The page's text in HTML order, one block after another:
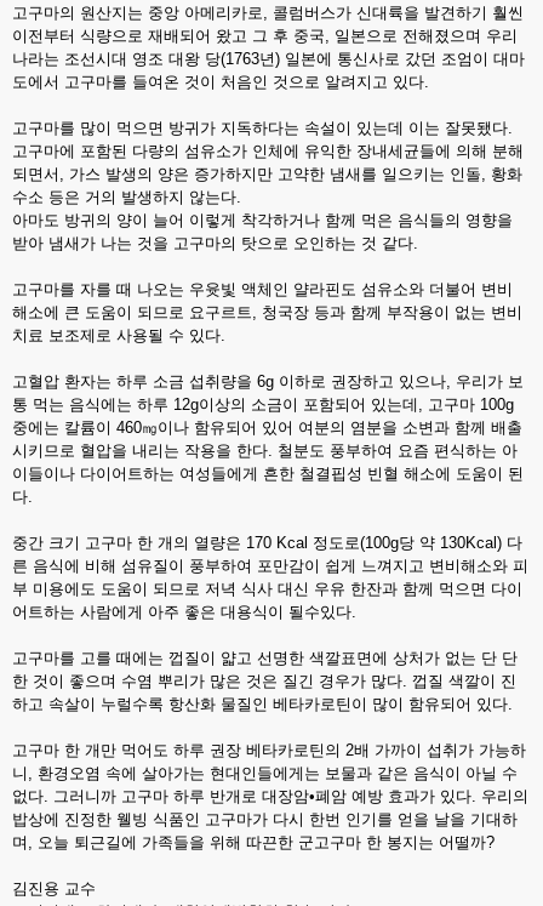
고구마의 원산지는 중앙 아메리카로, 콜럼버스가 신대륙을 발견하기 훨씬
이전부터 식량으로 재배되어 왔고 그 후 중국, 일본으로 전해졌으며 우리
나라는 조선시대 영조 대왕 당(1763년) 일본에 통신사로 갔던 조엄이 대마
도에서 고구마를 들여온 것이 처음인 것으로 알려지고 있다.
고구마를 많이 먹으면 방귀가 지독하다는 속설이 있는데 이는 잘못됐다.
고구마에 포함된 다량의 섬유소가 인체에 유익한 장내세균들에 의해 분해
되면서, 가스 발생의 양은 증가하지만 고약한 냄새를 일으키는 인돌, 황화
수소 등은 거의 발생하지 않는다.
아마도 방귀의 양이 늘어 이렇게 착각하거나 함께 먹은 음식들의 영향을
받아 냄새가 나는 것을 고구마의 탓으로 오인하는 것 같다.
고구마를 자를 때 나오는 우윳빛 액체인 얄라핀도 섬유소와 더불어 변비
해소에 큰 도움이 되므로 요구르트, 청국장 등과 함께 부작용이 없는 변비
치료 보조제로 사용될 수 있다.
고혈압 환자는 하루 소금 섭취량을 6g 이하로 권장하고 있으나, 우리가 보
통 먹는 음식에는 하루 12g이상의 소금이 포함되어 있는데, 고구마 100g
중에는 칼륨이 460㎎이나 함유되어 있어 여분의 염분을 소변과 함께 배출
시키므로 혈압을 내리는 작용을 한다. 철분도 풍부하여 요즘 편식하는 아
이들이나 다이어트하는 여성들에게 흔한 철결핍성 빈혈 해소에 도움이 된
다.
중간 크기 고구마 한 개의 열량은 170 Kcal 정도로(100g당 약 130Kcal) 다
른 음식에 비해 섬유질이 풍부하여 포만감이 쉽게 느껴지고 변비해소와 피
부 미용에도 도움이 되므로 저녁 식사 대신 우유 한잔과 함께 먹으면 다이
어트하는 사람에게 아주 좋은 대용식이 될수있다.
고구마를 고를 때에는 껍질이 얇고 선명한 색깔표면에 상처가 없는 단 단
한 것이 좋으며 수염 뿌리가 많은 것은 질긴 경우가 많다. 껍질 색깔이 진
하고 속살이 누럴수록 항산화 물질인 베타카로틴이 많이 함유되어 있다.
고구마 한 개만 먹어도 하루 권장 베타카로틴의 2배 가까이 섭취가 가능하
니, 환경오염 속에 살아가는 현대인들에게는 보물과 같은 음식이 아닐 수
없다. 그러니까 고구마 하루 반개로 대장암•폐암 예방 효과가 있다. 우리의
밥상에 진정한 웰빙 식품인 고구마가 다시 한번 인기를 얻을 날을 기대하
며, 오늘 퇴근길에 가족들을 위해 따끈한 군고구마 한 봉지는 어떨까?
김진용 교수